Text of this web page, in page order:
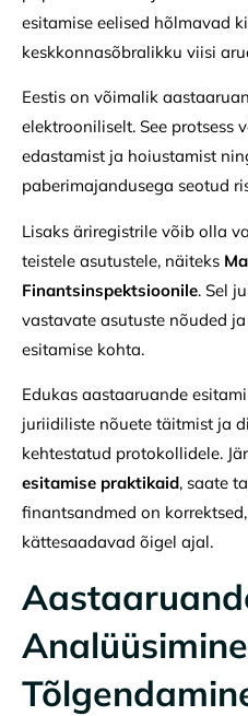
esitamise eelised hõlmavad
keskkonnasõbralikku viisi
Eestis on võimalik
elektrooniliselt. See protsess
edastamist ja hoiustamist
paberimajandusega seotud
Lisaks äriregistrile võib olla
teistele asutustele, näiteks
Finantsinspektsioonile. Sel
vastavate asutuste nõuded
esitamise kohta.
Edukas aastaaruande
juriidiliste nõuete täitmist ja
kehtestatud protokollidele.
esitamise praktikaid, saate
finantsandmed on
kättesaadavad õigel ajal.